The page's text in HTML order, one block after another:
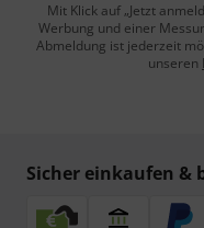
Mit Klick auf „Jetzt
Werbung und einer
Abmeldung ist jederzeit
unseren
Sicher einkaufen &